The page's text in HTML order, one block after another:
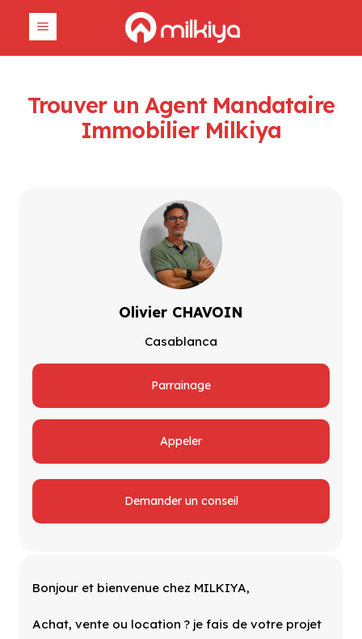
Trouver un Agent Mandataire
Immobilier Milkiya
Olivier CHAVOIN
Casablanca
Parrainage
Appeler
Demander un conseil
Bonjour et bienvenue chez MILKIYA,
Achat, vente ou location ? je fais de votre projet